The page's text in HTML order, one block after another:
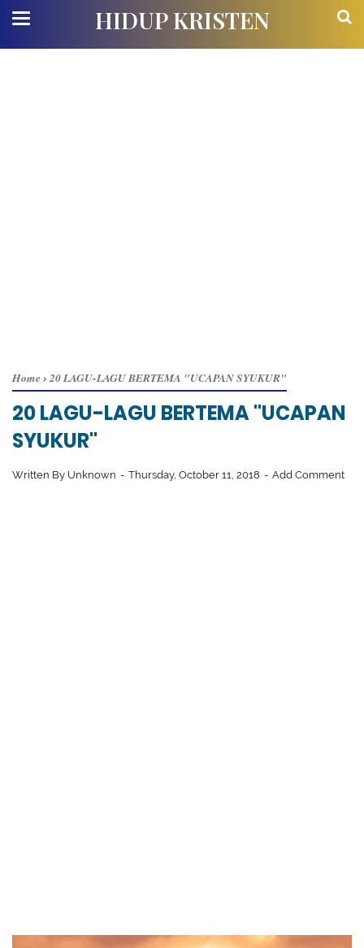
HIDUP KRISTEN
Home›20 LAGU-LAGU BERTEMA "UCAPAN SYUKUR"
20 LAGU-LAGU BERTEMA "UCAPAN
SYUKUR"
Written By Unknown Thursday, October 11, 2018 Add Comment